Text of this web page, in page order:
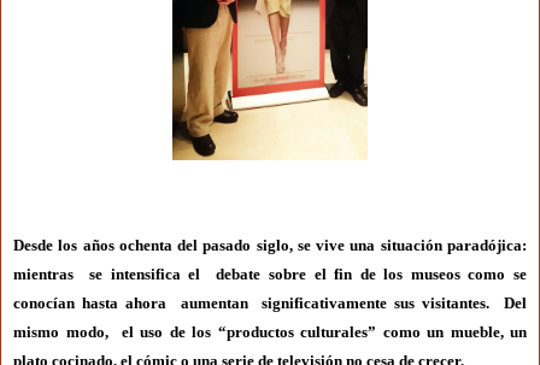
Desde los años ochenta del pasado siglo, se vive una situación paradójica:
mientras se intensifica el debate sobre el fin de los museos como se
conocían hasta ahora aumentan significativamente sus visitantes. Del
mismo modo, el uso de los “productos culturales” como un mueble, un
plato cocinado, el cómic o una serie de televisión no cesa de crecer.